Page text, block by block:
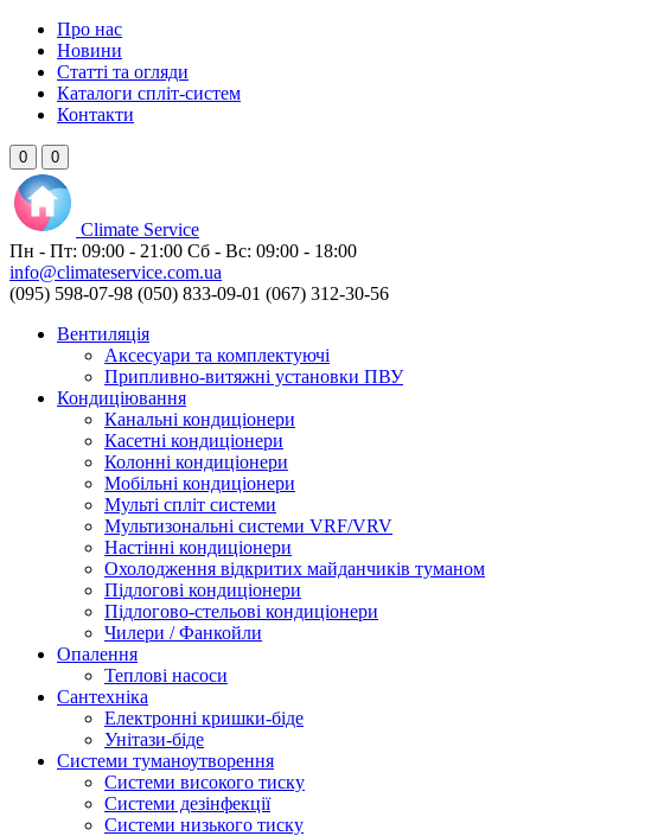
Про нас
Новини
Статті та огляди
Каталоги спліт-систем
Контакти
0 0
Climate Service
Пн - Пт: 09:00 - 21:00 Сб - Вс: 09:00 - 18:00
info@climateservice.com.ua
(095) 598-07-98 (050) 833-09-01 (067) 312-30-56
Вентиляція
Аксесуари та комплектуючі
Припливно-витяжні установки ПВУ
Кондиціювання
Канальні кондиціонери
Касетні кондиціонери
Колонні кондиціонери
Мобільні кондиціонери
Мульті спліт системи
Мультизональні системи VRF/VRV
Настінні кондиціонери
Охолодження відкритих майданчиків туманом
Підлогові кондиціонери
Підлогово-стельові кондиціонери
Чилери / Фанкойли
Опалення
Теплові насоси
Сантехніка
Електронні кришки-біде
Унітази-біде
Системи туманоутворення
Системи високого тиску
Системи дезінфекції
Системи низького тиску